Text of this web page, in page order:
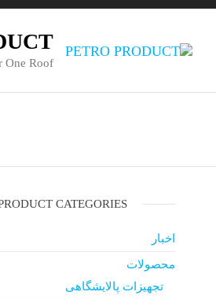
One Roof
CATEGORIES
اخبار
محصولات
تجهیزات پالایشگاهی